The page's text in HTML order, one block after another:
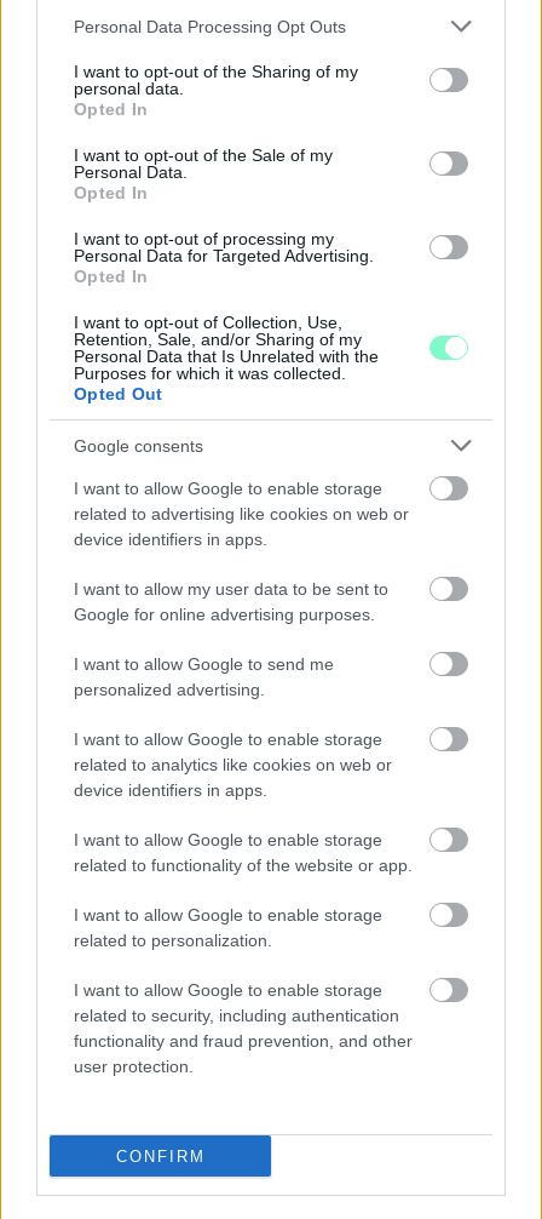
Please note that this website/app uses one or more Google
not limited to your visit or usage behaviour. You may click to
grant or deny consent to Google and its third-party tags to
use your data for below specified purposes in below Google
consent section.
Personal Data Processing Opt Outs
I want to opt-out of the Sharing of my
personal data.
Opted In
I want to opt-out of the Sale of my
Personal Data.
Opted In
I want to opt-out of processing my
Personal Data for Targeted Advertising.
Opted In
I want to opt-out of Collection, Use,
Retention, Sale, and/or Sharing of my
Personal Data that Is Unrelated with the
Purposes for which it was collected.
Opted Out
Google consents
I want to allow Google to enable storage
related to advertising like cookies on web or
device identifiers in apps.
I want to allow my user data to be sent to
Google for online advertising purposes.
I want to allow Google to send me
personalized advertising.
I want to allow Google to enable storage
related to analytics like cookies on web or
device identifiers in apps.
I want to allow Google to enable storage
related to functionality of the website or app.
I want to allow Google to enable storage
related to personalization.
I want to allow Google to enable storage
related to security, including authentication
functionality and fraud prevention, and other
user protection.
CONFIRM
Három estén is az égbolt kerül a középpontba:
lézeres csillagtúrák mellett augusztus 12-én egy
látványos részleges napfogyatkozást is
megfigyelhetnek az érdeklődők.
Szólj hozzá!
IGAZI RITKASÁG: KILENC NAPPAL KORÁBBAN
NYITJÁK MEG A FELÚJÍTÁS ALATT ÁLLÓ HECSEI
Hétfőn hajnali négy órától ismét minden közlekedő
használhatja az átkelőt, az autóbuszok is
KICSERÉLTÉK A GYŐRI KÓRHÁZBAN